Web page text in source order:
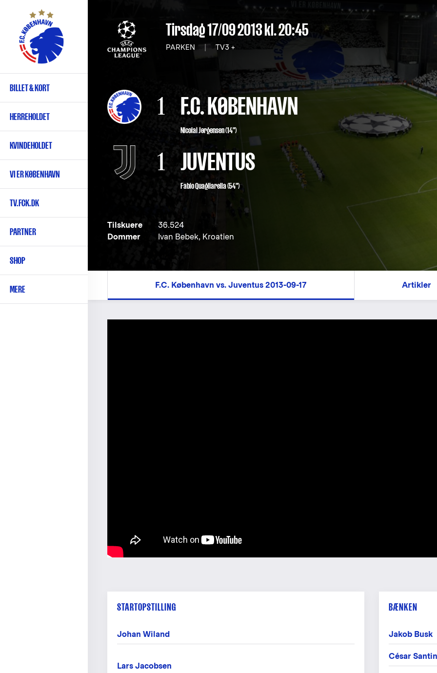
hovedindhold
Primær
navigation
BILLET & KORT
HERREHOLDET
KVINDEHOLDET
VI ER KØBENHAVN
TV.FCK.DK
PARTNER
SHOP
MERE
Tirsdag 17/09 2013kl. 20:45
PARKEN TV3 +
1 F.C. KØBENHAVN
Nicolai Jørgensen(14")
1 JUVENTUS
Fabio Quagliarella (54")
Tilskuere
36.524
Dommer
Ivan Bebek, Kroatien
F.C. København vs. Juventus 2013-09-17 Artikler
STARTOPSTILLING
Johan Wiland
Lars Jacobsen
BÆNKEN
Jakob Busk
César Santin